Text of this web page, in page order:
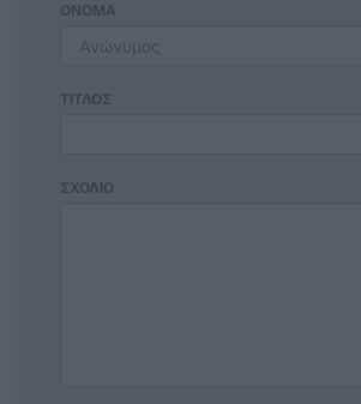
ΟΝΟΜΑ
ΤΙΤΛΟΣ
ΣΧΟΛΙΟ